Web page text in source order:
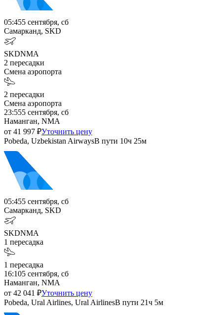
05:455 сентября, сб
Самарканд, SKD
SKDNMA
2 пересадки
Смена аэропорта
2 пересадки
Смена аэропорта
23:555 сентября, сб
Наманган, NMA
от 41 997 ₽Уточнить цену
Pobeda, Uzbekistan AirwaysВ пути 10ч 25м
05:455 сентября, сб
Самарканд, SKD
SKDNMA
1 пересадка
1 пересадка
16:105 сентября, сб
Наманган, NMA
от 42 041 ₽Уточнить цену
Pobeda, Ural Airlines, Ural AirlinesВ пути 21ч 5м